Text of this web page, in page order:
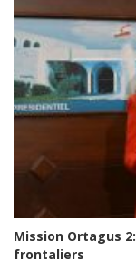
Mission Ortagus
frontaliers